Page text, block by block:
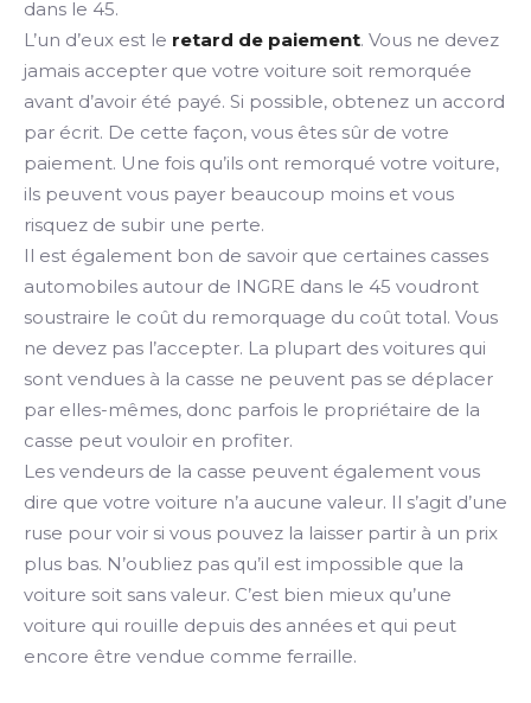
dans le 45.
L’un d’eux est le retard de paiement. Vous ne devez
jamais accepter que votre voiture soit remorquée
avant d’avoir été payé. Si possible, obtenez un accord
par écrit. De cette façon, vous êtes sûr de votre
paiement. Une fois qu’ils ont remorqué votre voiture,
ils peuvent vous payer beaucoup moins et vous
risquez de subir une perte.
Il est également bon de savoir que certaines casses
automobiles autour de INGRE dans le 45 voudront
soustraire le coût du remorquage du coût total. Vous
ne devez pas l’accepter. La plupart des voitures qui
sont vendues à la casse ne peuvent pas se déplacer
par elles-mêmes, donc parfois le propriétaire de la
casse peut vouloir en profiter.
Les vendeurs de la casse peuvent également vous
dire que votre voiture n’a aucune valeur. Il s’agit d’une
ruse pour voir si vous pouvez la laisser partir à un prix
plus bas. N’oubliez pas qu’il est impossible que la
voiture soit sans valeur. C’est bien mieux qu’une
voiture qui rouille depuis des années et qui peut
encore être vendue comme ferraille.